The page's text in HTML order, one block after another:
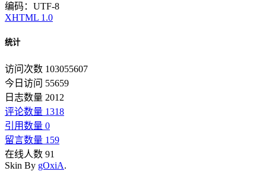
编码：UTF-8
XHTML 1.0
统计
访问次数 103055607
今日访问 55659
日志数量 2012
评论数量 1318
引用数量 0
留言数量 159
在线人数 91
Skin By gOxiA.